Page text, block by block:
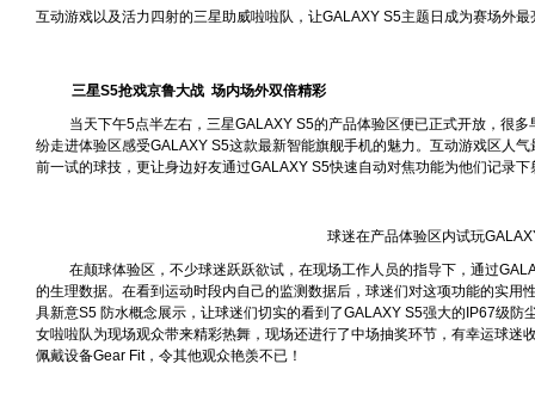
互动游戏以及活力四射的三星助威啦啦队，让GALAXY S5主题日成为赛场外
三星S5抢戏京鲁大战 场内场外双倍精彩
当天下午5点半左右，三星GALAXY S5的产品体验区便已正式开放，很
纷走进体验区感受GALAXY S5这款最新智能旗舰手机的魅力。互动游戏区人
前一试的球技，更让身边好友通过GALAXY S5快速自动对焦功能为他们记录
球迷在产品体验区内试玩
在颠球体验区，不少球迷跃跃欲试，在现场工作人员的指导下，通过
的生理数据。在看到运动时段内自己的监测数据后，球迷们对这项功能的实用
具新意S5 防水概念展示，让球迷们切实的看到了GALAXY S5强大的 IP67级防
女啦啦队为现场观众带来精彩热舞，现场还进行了中场抽奖环节，有幸运球迷
佩戴设备Gear Fit，令其他观众艳羡不已！